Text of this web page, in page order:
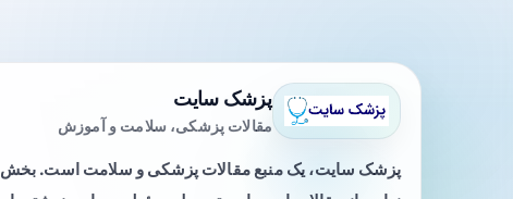
پزشک سایت
مقالات پزشکی، سلامت و آموزش
پزشک سایت، یک منبع مقالات پزشکی و سلامت است. بخش